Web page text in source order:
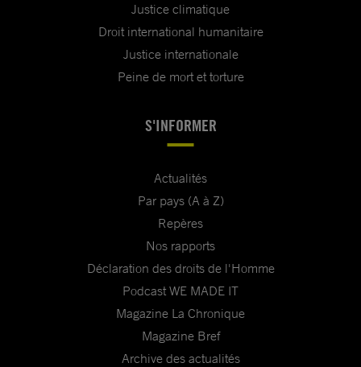
Justice climatique
Droit international humanitaire
Justice internationale
Peine de mort et torture
S'INFORMER
Actualités
Par pays (A à Z)
Repères
Nos rapports
Déclaration des droits de l'Homme
Podcast WE MADE IT
Magazine La Chronique
Magazine Bref
Archive des actualités